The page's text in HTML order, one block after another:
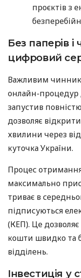
проєктів з
Без паперів
цифровий
Важливим
онлайн-процедур
запустив
дозволяє
хвилини через
куточка України.
Процес
максимально
триває в
підписуються
(КЕП). Це
кошти швидко та
відділень.
Інвестиція у